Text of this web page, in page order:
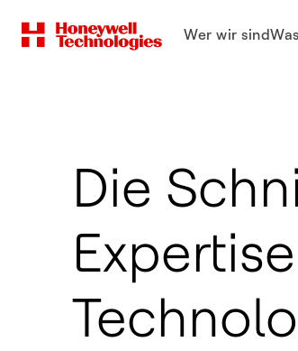
Wer wir sind
Die